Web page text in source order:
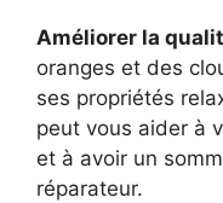
Améliorer la
oranges et des
ses propriétés
peut vous aider à
et à avoir un
réparateur.